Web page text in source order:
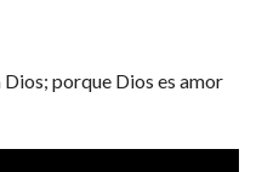
Dios; porque Dios es amor